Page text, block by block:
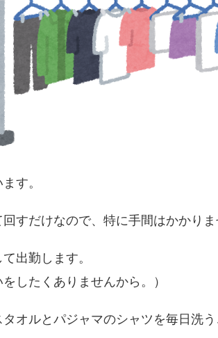
す。
すだけなので、特に手間はかかりま
出勤します。
したくありませんから。）
オルとパジャマのシャツを毎日洗う